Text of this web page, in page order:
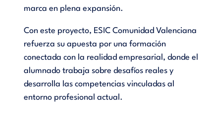
marca en plena expansión.
Con este proyecto, ESIC Comunidad Valenciana
refuerza su apuesta por una formación
conectada con la realidad empresarial, donde el
alumnado trabaja sobre desafíos reales y
desarrolla las competencias vinculadas al
entorno profesional actual.